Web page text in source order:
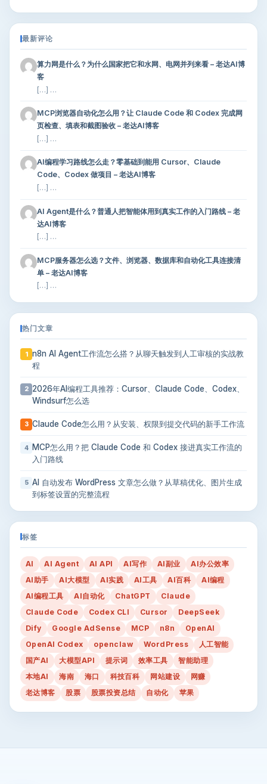
最新评论
算力网是什么？为什么国家把它和水网、电网并列来看 – 老达AI博
客
[…] …
MCP浏览器自动化怎么用？让 Claude Code 和 Codex 完成网
页检查、填表和截图验收 – 老达AI博客
[…] …
AI编程学习路线怎么走？零基础到能用 Cursor、Claude
Code、Codex 做项目 – 老达AI博客
[…] …
AI Agent是什么？普通人把智能体用到真实工作的入门路线 – 老
达AI博客
[…] …
MCP服务器怎么选？文件、浏览器、数据库和自动化工具连接清
单 – 老达AI博客
[…] …
热门文章
1 n8n AI Agent工作流怎么搭？从聊天触发到人工审核的实战教
程
2 2026年AI编程工具推荐：Cursor、Claude Code、Codex、
Windsurf怎么选
3 Claude Code怎么用？从安装、权限到提交代码的新手工作流
4
MCP怎么用？把 Claude Code 和 Codex 接进真实工作流的
入门路线
5 AI 自动发布 WordPress 文章怎么做？从草稿优化、图片生成
到标签设置的完整流程
标签
AI AI Agent AI API AI写作 AI副业
AI办公效率
AI助手
AI大模型 AI实践 AI工具 AI百科
AI编程
AI编程工具
AI自动化 ChatGPT
Claude
Claude Code
Codex CLI Cursor
DeepSeek
Dify
Google AdSense MCP n8n
OpenAI
OpenAI Codex
openclaw WordPress
人工智能
国产AI
大模型API 提示词 效率工具
智能助理
本地AI
海南 海口 科技百科 网站建设
网赚
老达博客
股票 股票投资总结 自动化 苹果